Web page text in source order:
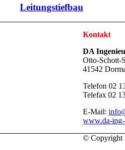
Leitungstiefbau
Kontakt
DA
Otto-Schott-
41542
Telefon 02
Telefax 02
E-Mail:
www.da-ing-
© Copyright